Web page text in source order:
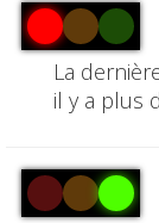
La
il y a plus